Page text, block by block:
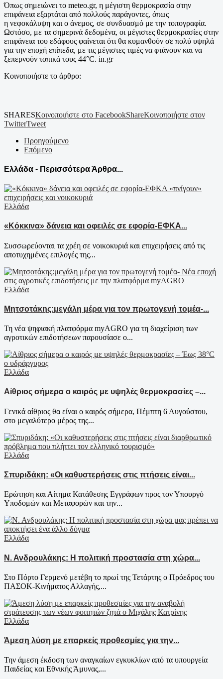
Όπως σημειώνει το meteo.gr, η μέγιστη θερμοκρασία στην
επιφάνεια εξαρτάται από πολλούς παράγοντες, όπως
η νεφοκάλυψη και ο άνεμος, σε συνδυασμό με την τοπογραφία.
Ωστόσο, με τα σημερινά δεδομένα, οι μέγιστες θερμοκρασίες στην
επιφάνεια του εδάφους φαίνεται ότι θα κυμανθούν σε πολύ υψηλά
για την εποχή επίπεδα, με τις μέγιστες τιμές να φτάνουν και να
ξεπερνούν τοπικά τους 44°C. in.gr
Κοινοποιήστε το άρθρο:
SHARESΚοινοποιήστε στο FacebookShareΚοινοποιήστε στον
TwitterTweet
Προηγούμενο
Επόμενο
Ελλάδα - Περισσότερα Άρθρα...
Ελλάδα
«Κόκκινα» δάνεια και οφειλές σε εφορία-ΕΦΚΑ...
Συσσωρεύονται τα χρέη σε νοικοκυριά και επιχειρήσεις από τις
αποτυχημένες επιλογές της...
Ελλάδα
Μητσοτάκης:μεγάλη μέρα για τον πρωτογενή τομέα-...
Τη νέα ψηφιακή πλατφόρμα myAGRO για τη διαχείριση των
αγροτικών επιδοτήσεων παρουσίασε ο...
Ελλάδα
Αίθριος σήμερα ο καιρός με υψηλές θερμοκρασίες –...
Γενικά αίθριος θα είναι ο καιρός σήμερα, Πέμπτη 6 Αυγούστου,
στο μεγαλύτερο μέρος της...
Ελλάδα
Σπυριδάκη: «Οι καθυστερήσεις στις πτήσεις είναι...
Ερώτηση και Αίτημα Κατάθεσης Εγγράφων προς τον Υπουργό
Υποδομών και Μεταφορών και την...
Ελλάδα
Ν. Ανδρουλάκης: Η πολιτική προστασία στη χώρα...
Στο Πόρτο Γερμενό μετέβη το πρωί της Τετάρτης ο Πρόεδρος του
ΠΑΣΟΚ-Κινήματος Αλλαγής,...
Ελλάδα
Άμεση λύση με επαρκείς προθεσμίες για την...
Την άμεση έκδοση των αναγκαίων εγκυκλίων από τα υπουργεία
Παιδείας και Εθνικής Άμυνας,...